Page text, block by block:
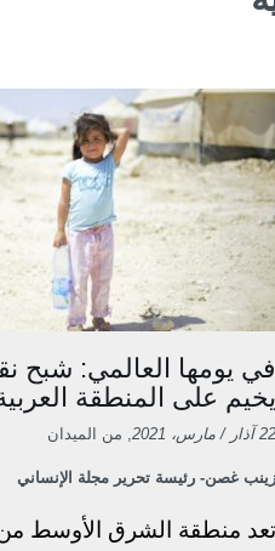
في يومها العالمي: شبح
يخيم على المنطقة
22 آذار / مارس، 2021 , من الميدان
زينب غصن- رئيسة تحرير مجلة الإنساني
تعد منطقة الشرق الأوسط من